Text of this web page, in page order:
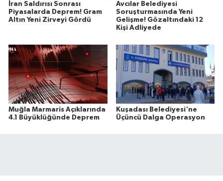
İran Saldırısı Sonrası
Piyasalarda Deprem! Gram
Altın Yeni Zirveyi Gördü
Avcılar Belediyesi
Soruşturmasında Yeni
Gelişme! Gözaltındaki 12
Kişi Adliyede
Muğla Marmaris Açıklarında
4.1 Büyüklüğünde Deprem
Kuşadası Belediyesi'ne
Üçüncü Dalga Operasyon